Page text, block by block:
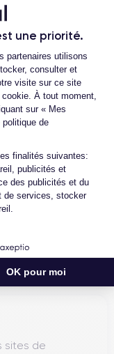
une priorité.
partenaires utilisons
consulter et
visite sur ce site
À tout moment,
sur « Mes
de
finalités suivantes:
publicités et
des publicités et du
de services, stocker
OK pour moi
l'iPhone 14.
?
?
?
client ?
?
?
?
sites de